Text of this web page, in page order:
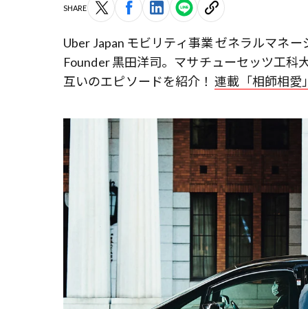
SHARE
Uber Japan モビリティ事業 ゼネラルマネ
Founder 黒田洋司。マサチューセッツ工
互いのエピソードを紹介！連載「相師相